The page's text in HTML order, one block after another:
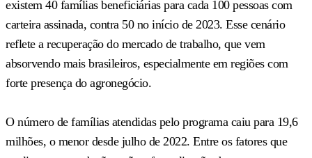
existem 40 famílias beneficiárias para cada 100 pessoas com
carteira assinada, contra 50 no início de 2023. Esse cenário
reflete a recuperação do mercado de trabalho, que vem
absorvendo mais brasileiros, especialmente em regiões com
forte presença do agronegócio.
O número de famílias atendidas pelo programa caiu para 19,6
milhões, o menor desde julho de 2022. Entre os fatores que